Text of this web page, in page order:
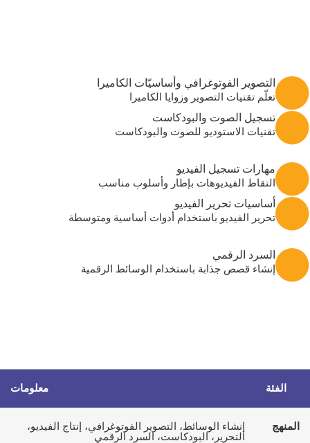
التصوير الفوتوغرافي وأساسيّات الكاميرا
تعلّم تقنيات التصوير وزوايا الكاميرا
تسجيل الصوت والبودكاست
تقنيات الاستوديو للصوت والبودكاست
مهارات تسجيل الفيديو
التقاط الفيديوهات بإطار وأسلوب مناسب
أساسيات تحرير الفيديو
تحرير الفيديو باستخدام أدوات أساسية ومتوسطة
السرد الرقمي
إنشاء قصص جذابة باستخدام الوسائط الرقمية
الفئة معلومات
المنهج
إنشاء الوسائط، التصوير الفوتوغرافي، إنتاج الفيديو،
التحرير، البودكاست، السرد الرقمي